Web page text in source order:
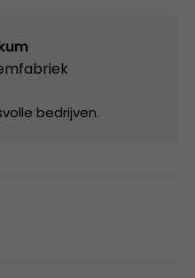
bedrijven.